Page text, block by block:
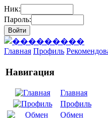
Ник:
Пароль:
Главная Профиль
Навигация
Главная
Профиль
Обмен